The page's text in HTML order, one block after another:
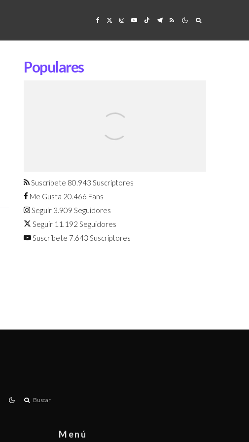
Populares
agosto
Suscríbete 80.943 Suscriptores
Me Gusta 20.466 Fans
Seguir 3.909 Seguidores
Seguir 11.192 Seguidores
Suscríbete 7.643 Suscriptores
Buscar
Menú